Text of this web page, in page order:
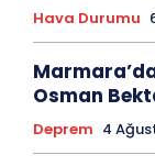
Hava Durumu
Osman
Deprem 4